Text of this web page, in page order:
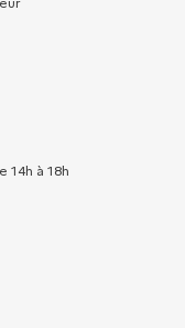
14h à 18h